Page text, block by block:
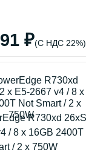
₽(С НДС 22%)
R730xd
x E5-2667 v4 / 8 x
Not Smart / 2 x
750W